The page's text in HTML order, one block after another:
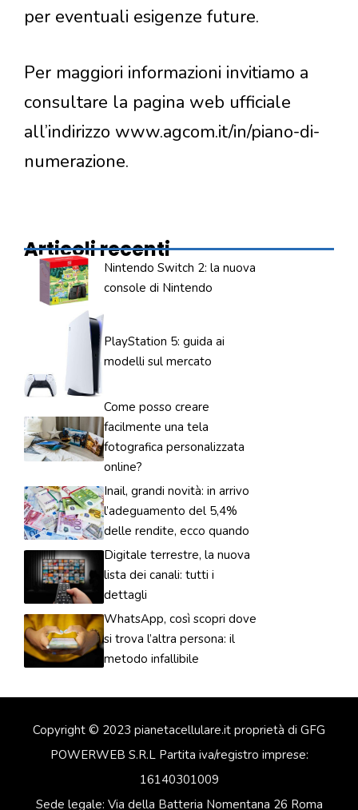
per eventuali esigenze future.
Per maggiori informazioni invitiamo a
consultare la pagina web ufficiale
all’indirizzo www.agcom.it/in/piano-di-
numerazione.
Articoli recenti
Nintendo Switch 2: la nuova
console di Nintendo
PlayStation 5: guida ai
modelli sul mercato
Come posso creare
facilmente una tela
fotografica personalizzata
online?
Inail, grandi novità: in arrivo
l’adeguamento del 5,4%
delle rendite, ecco quando
Digitale terrestre, la nuova
lista dei canali: tutti i
dettagli
WhatsApp, così scopri dove
si trova l’altra persona: il
metodo infallibile
Copyright © 2023 pianetacellulare.it proprietà di GFG
POWERWEB S.R.L Partita iva/registro imprese:
16140301009
Sede legale: Via della Batteria Nomentana 26 Roma